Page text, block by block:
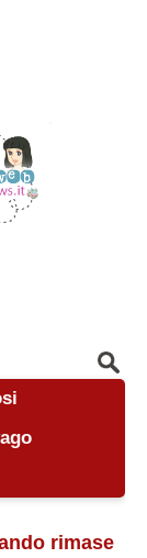
rimase